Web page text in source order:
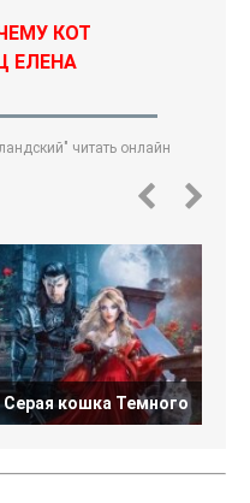
КОТ
ЕЛЕНА
читать онлайн
Серая кошка Темного